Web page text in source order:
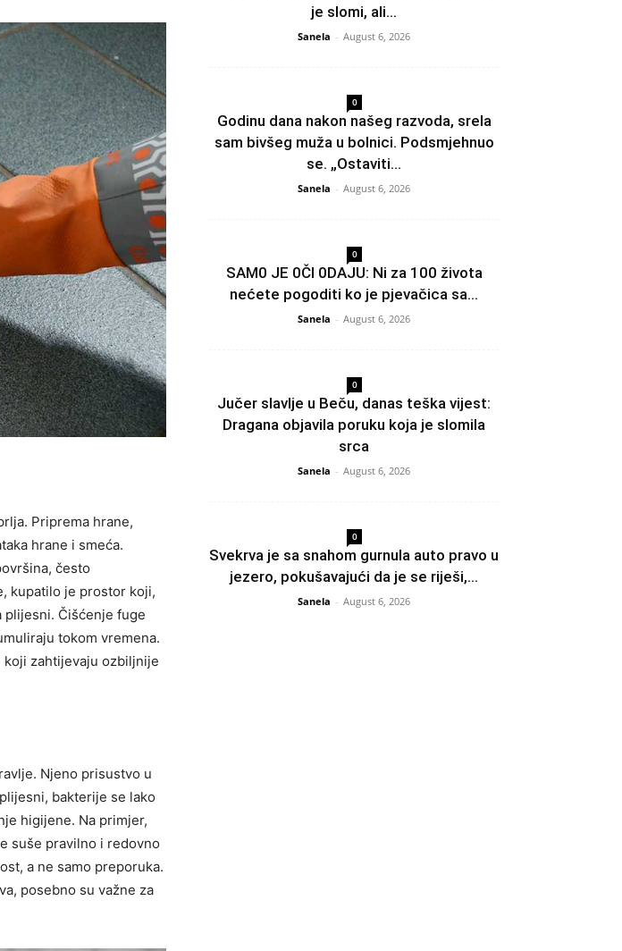
Priprema hrane,
hrane i smeća.
često
kupatilo je prostor koji,
plijesni. Čišćenje fuge
tokom vremena.
koji zahtijevaju ozbiljnije
Njeno prisustvo u
bakterije se lako
higijene. Na primjer,
suše pravilno i redovno
a ne samo preporuka.
posebno su važne za
je slomi, ali...
Sanela - August 6, 2026
0
Godinu dana nakon našeg razvoda, srela
sam bivšeg muža u bolnici. Podsmjehnuo
se. „Ostaviti...
Sanela - August 6, 2026
0
SAM0 JE 0Čl 0DAJU: Ni za 100 života
nećete pogoditi ko je pjevačica sa...
Sanela - August 6, 2026
0
Jučer slavlje u Beču, danas teška vijest:
Dragana objavila poruku koja je slomila
srca
Sanela - August 6, 2026
0
Svekrva je sa snahom gurnula auto pravo u
jezero, pokušavajući da je se riješi,...
Sanela - August 6, 2026